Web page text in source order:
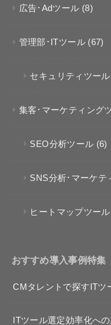
広告･Adツール (8)
管理部･ITツール (67)
セキュリティツール
集客･マーケティング
SEO分析ツール (6)
SNS分析･マーケテ
ヒートマップツール
おすすめ導入事例特集
CMタレントで探すITツ
ITツール選定効率化へ